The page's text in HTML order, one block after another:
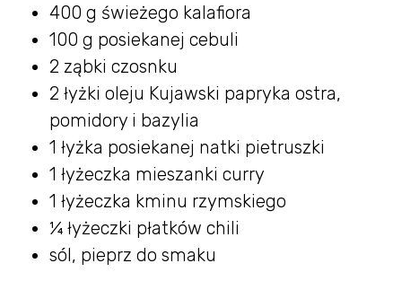
400 g świeżego kalafiora
100 g posiekanej cebuli
2 ząbki czosnku
2 łyżki oleju Kujawski papryka ostra,
pomidory i bazylia
1 łyżka posiekanej natki pietruszki
1 łyżeczka mieszanki curry
1 łyżeczka kminu rzymskiego
¼ łyżeczki płatków chili
sól, pieprz do smaku